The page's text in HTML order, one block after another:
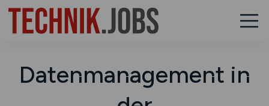
Datenmanagement in